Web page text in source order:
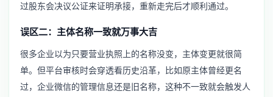
过股东会决议公证来证明承接，重新走完后才顺利通过。
误区二：主体名称一致就万事大吉
很多企业以为只要营业执照上的名称没变，主体变更就很简
单。但平台审核时会穿透看历史沿革，比如原主体曾经更名
过，企业微信的管理信息还是旧名称，这种不一致就会触发人